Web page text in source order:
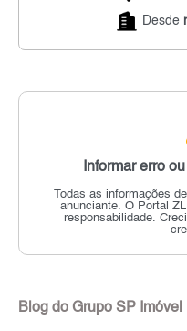
Desde
Informar erro
Todas as informações
anunciante. O Portal
responsabilidade.
Blog do Grupo SP Imóvel